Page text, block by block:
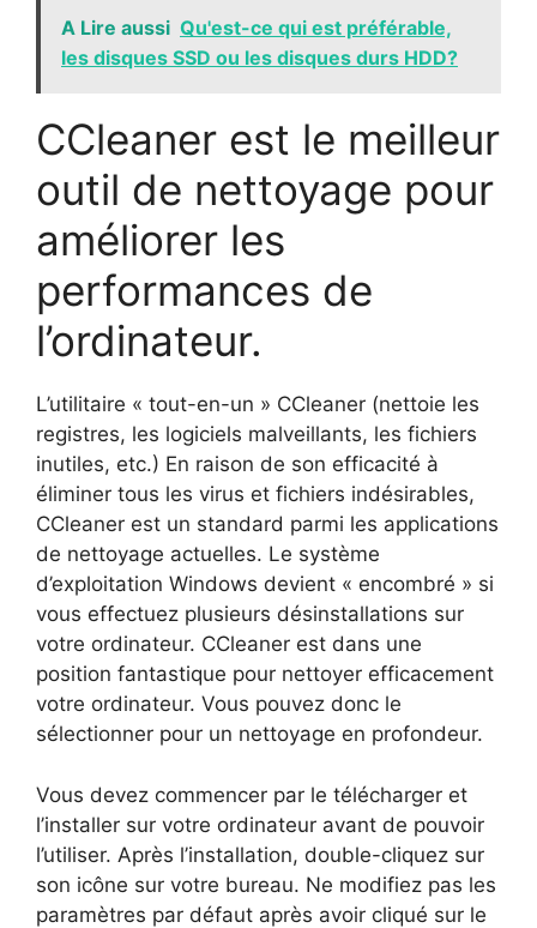
A Lire aussi Qu'est-ce qui est préférable,
les disques SSD ou les disques durs HDD?
CCleaner est le meilleur
outil de nettoyage pour
améliorer les
performances de
l’ordinateur.
L’utilitaire « tout-en-un » CCleaner (nettoie les
registres, les logiciels malveillants, les fichiers
inutiles, etc.) En raison de son efficacité à
éliminer tous les virus et fichiers indésirables,
CCleaner est un standard parmi les applications
de nettoyage actuelles. Le système
d’exploitation Windows devient « encombré » si
vous effectuez plusieurs désinstallations sur
votre ordinateur. CCleaner est dans une
position fantastique pour nettoyer efficacement
votre ordinateur. Vous pouvez donc le
sélectionner pour un nettoyage en profondeur.
Vous devez commencer par le télécharger et
l’installer sur votre ordinateur avant de pouvoir
l’utiliser. Après l’installation, double-cliquez sur
son icône sur votre bureau. Ne modifiez pas les
paramètres par défaut après avoir cliqué sur le